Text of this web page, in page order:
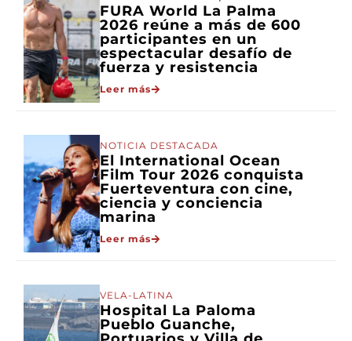
FURA World La Palma
2026 reúne a más de 600
participantes en un
espectacular desafío de
fuerza y resistencia
Leer más
NOTICIA DESTACADA
El International Ocean
Film Tour 2026 conquista
Fuerteventura con cine,
ciencia y conciencia
marina
Leer más
VELA-LATINA
Hospital La Paloma
Pueblo Guanche,